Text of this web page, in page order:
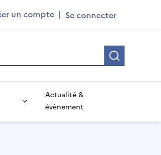
un compte |
Actualité &
évènement